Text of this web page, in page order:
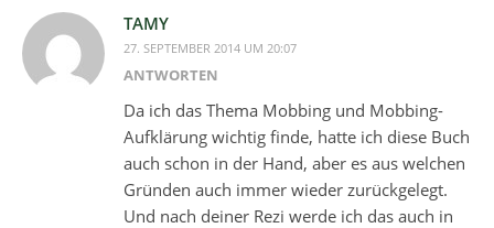
TAMY
27. SEPTEMBER 2014 UM 20:07
ANTWORTEN
Da ich das Thema Mobbing und Mobbing-
Aufklärung wichtig finde, hatte ich diese Buch
auch schon in der Hand, aber es aus welchen
Gründen auch immer wieder zurückgelegt.
Und nach deiner Rezi werde ich das auch in